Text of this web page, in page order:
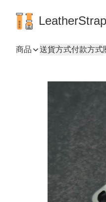
商品 送貨方式付款方式